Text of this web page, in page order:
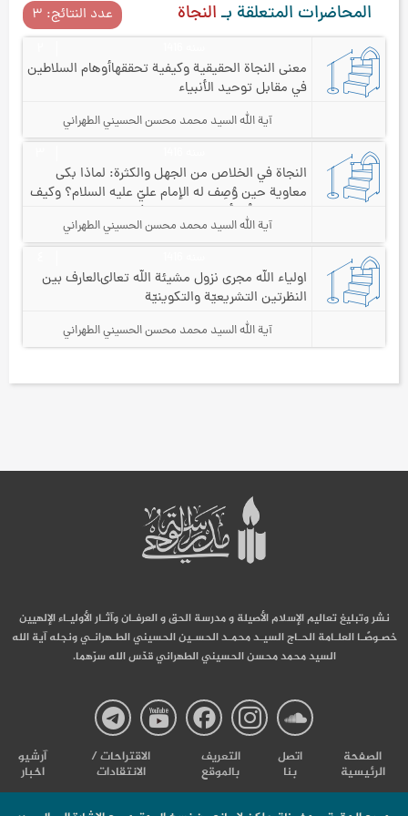
المحاضرات المتعلقة بـالنجاة عدد النتائج: ۳
معنى النجاة الحقيقية وكيفية تحققهاأوهام السلاطين
في مقابل توحيد الأنبياء
آية الله السيد محمد محسن الحسيني الطهراني
النجاة في الخلاص من الجهل والكثرة: لماذا بكى
معاوية حين وُصِف له الإمام عليّ عليه السلام؟ وكيف
يُجبر الصدقُ الأعداء على الاعتراف بالحق؟
آية الله السيد محمد محسن الحسيني الطهراني
اولياء الله مجرى نزول مشيئة الله تعالىالعارف بين
النظرتين التشريعيّة والتكوينيّة
آية الله السيد محمد محسن الحسيني الطهراني
نشر وتبليغ تعاليم الإسلام الأصيلة و مدرسة الحق و العرفـان وآثـار الأوليـاء الإلهيين
خصـوصًـا العلـامة الحـاج السيـد محمـد الحسـين الحسيني الطـهرانـي ونجله آية الله
السيد محمد محسن الحسيني الطهراني قدّس الله سرّهما.
صفحة
صفحة
صفحة
صفحة
الصفحة
الرئيسية
اتصل
بنا
التعریف
بالموقع
الاقتراحات /
الانتقادات
آرشیو
اخبار